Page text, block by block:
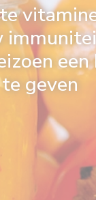
te geven